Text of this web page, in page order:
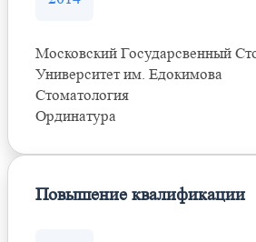
Московский Государсвенный
Университет им. Едокимова
Стоматология
Ординатура
Повышение квалификации